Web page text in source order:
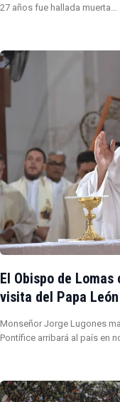
27 años fue hallada muerta…
El Obispo de
visita del Papa
Monseñor Jorge Lugones
Pontífice arribará al país en